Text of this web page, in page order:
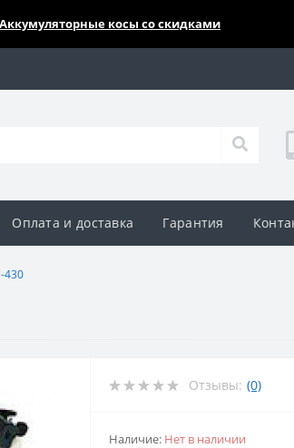
Аккумуляторные косы со скидками
Оплата и доставка Гарантия
430
Отзывы: (0)
Наличие: Нет в наличии